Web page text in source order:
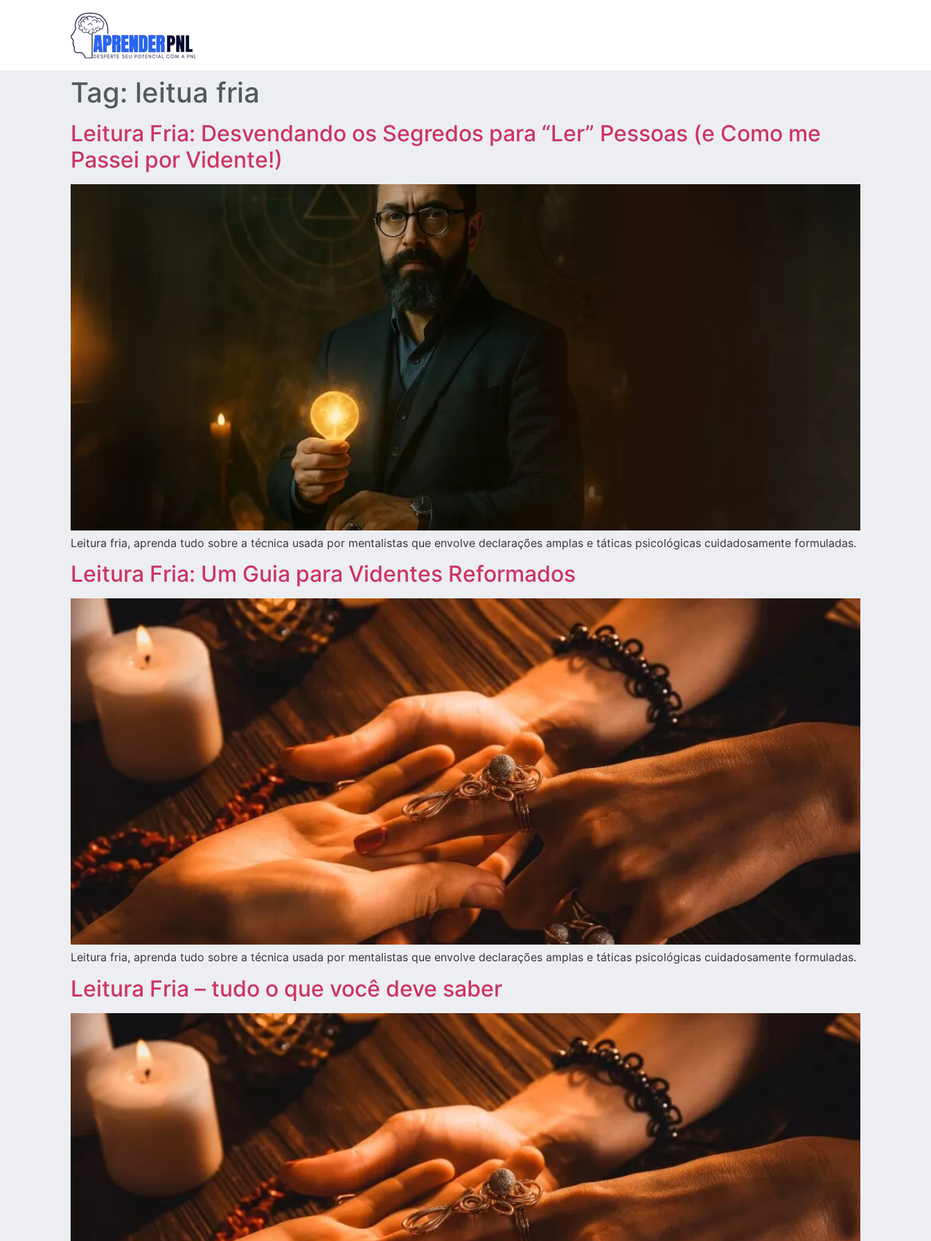
Tag: leitua fria
Leitura Fria: Desvendando os Segredos para “Ler” Pessoas (e Como me
Passei por Vidente!)
Leitura fria, aprenda tudo sobre a técnica usada por mentalistas que envolve declarações amplas e táticas psicológicas cuidadosamente formuladas.
Leitura Fria: Um Guia para Videntes Reformados
Leitura fria, aprenda tudo sobre a técnica usada por mentalistas que envolve declarações amplas e táticas psicológicas cuidadosamente formuladas.
Leitura Fria – tudo o que você deve saber